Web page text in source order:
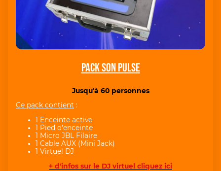
Pack Son Pulse
Jusqu'à 60 personnes
Ce pack contient :
1 Enceinte active
1 Pied d'enceinte
1 Micro JBL Filaire
1 Cable AUX (Mini Jack)
1 Virtuel DJ
+ d'infos sur le DJ virtuel cliquez ici